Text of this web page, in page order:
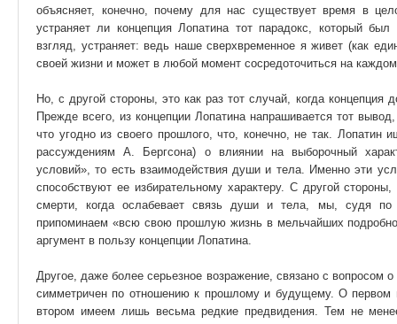
объясняет, конечно, почему для нас существует время в
устраняет ли концепция Лопатина тот парадокс, который
взгляд, устраняет: ведь наше сверхвременное я живет (как
своей жизни и может в любой момент сосредоточиться на
Но, с другой стороны, это как раз тот случай, когда
Прежде всего, из концепции Лопатина напрашивается тот
что угодно из своего прошлого, что, конечно, не так.
рассуждениям А. Бергсона) о влиянии на выборочный
условий», то есть взаимодействия души и тела. Именно эти
способствуют ее избирательному характеру. С другой
смерти, когда ослабевает связь души и тела, мы, судя по
припоминаем «всю свою прошлую жизнь в мельчайших
аргумент в пользу концепции Лопатина.
Другое, даже более серьезное возражение, связано с вопросом
симметричен по отношению к прошлому и будущему. О первом
втором имеем лишь весьма редкие предвидения. Тем не